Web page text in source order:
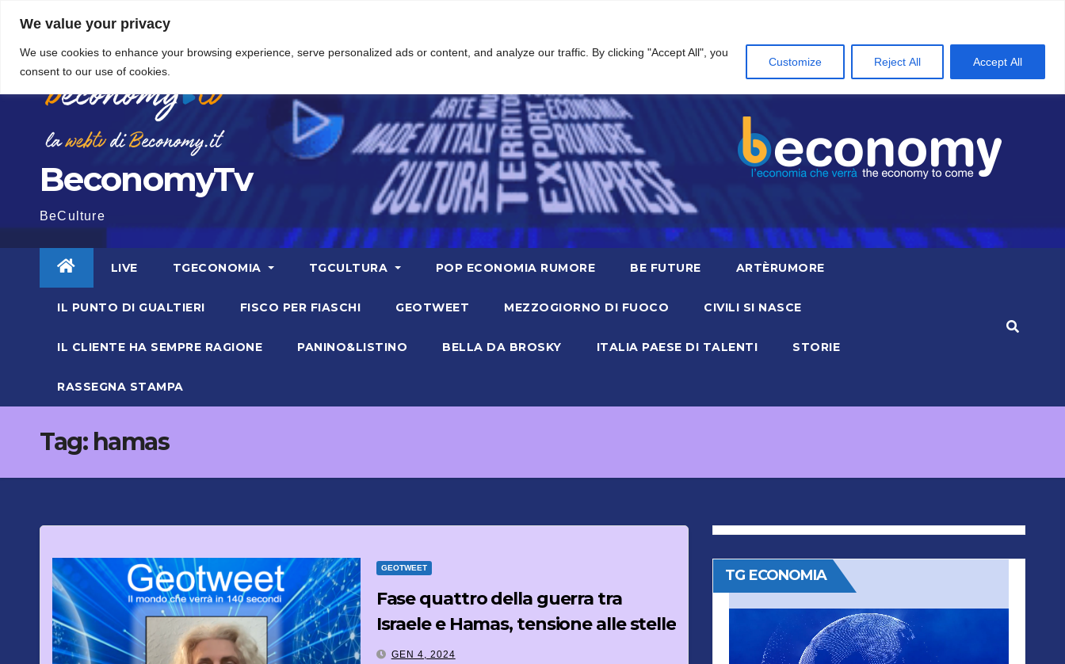
We value your privacy
We use cookies to enhance your browsing experience, serve personalized ads or content, and analyze our traffic. By clicking "Accept All", you
consent to our use of cookies.
Customize Reject All Accept All
contenuto
5 Agosto 2026 8:54
BeconomyTv
BeCulture
LIVE TGECONOMIA TGCULTURA POP ECONOMIA RUMORE BE FUTURE ARTÈRUMORE
IL PUNTO DI GUALTIERI FISCO PER FIASCHI GEOTWEET MEZZOGIORNO DI FUOCO CIVILI SI NASCE
IL CLIENTE HA SEMPRE RAGIONE PANINO&LISTINO BELLA DA BROSKY ITALIA PAESE DI TALENTI STORIE
RASSEGNA STAMPA
Tag: hamas
GEOTWEET
Fase quattro della guerra tra
Israele e Hamas, tensione alle stelle
GEN 4, 2024
TG ECONOMIA